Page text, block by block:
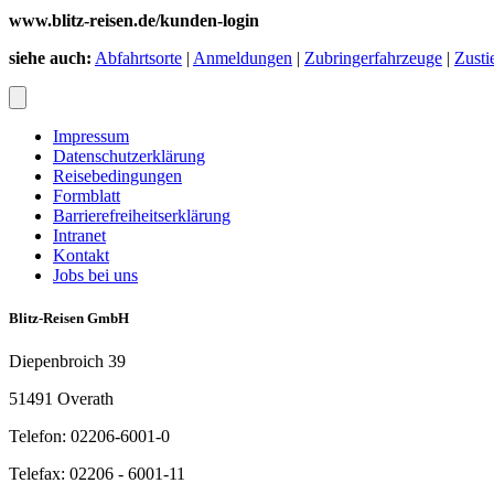
www.blitz-reisen.de/kunden-login
siehe auch: Abfahrtsorte | Anmeldungen | Zubringerfahrzeuge |
Impressum
Datenschutzerklärung
Reisebedingungen
Formblatt
Barrierefreiheitserklärung
Intranet
Kontakt
Jobs bei uns
Blitz-Reisen GmbH
Diepenbroich 39
51491 Overath
Telefon: 02206-6001-0
Telefax: 02206 - 6001-11